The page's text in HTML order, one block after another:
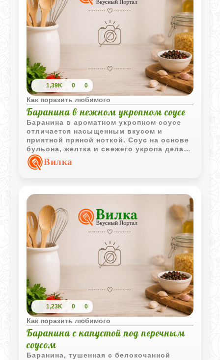
1,39K 0 0
Как поразить любимого
Баранина в нежном укропном соусе
Баранина в ароматном укропном соусе
отличается насыщенным вкусом и
приятной пряной ноткой. Соус на основе
бульона, желтка и свежего укропа делает
блюдо особенно интересным и
выразительным.
Вилка
1,23K 0 0
Как поразить любимого
Баранина с капустой под перечным
соусом
Баранина, тушенная с белокочанной